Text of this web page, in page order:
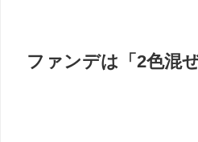
ファンデは「2色混ぜ